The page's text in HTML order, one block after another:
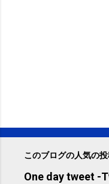
このブログの人気の
One day tweet -